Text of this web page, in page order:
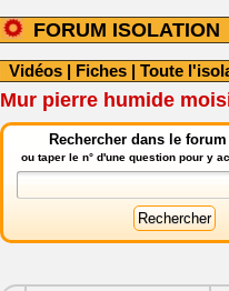
FORUM ISOLATION
Vidéos | Fiches | Toute
Mur pierre humide
Rechercher dans le
ou taper le n° d'une question pour y